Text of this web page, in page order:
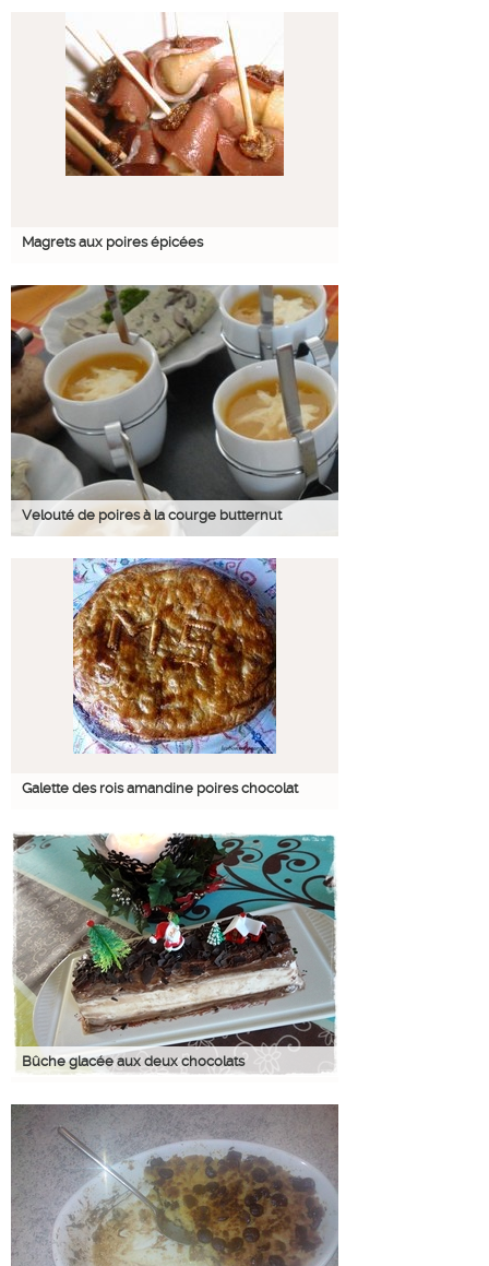
Magrets aux poires épicées
Velouté de poires à la courge butternut
Galette des rois amandine poires chocolat
Bûche glacée aux deux chocolats